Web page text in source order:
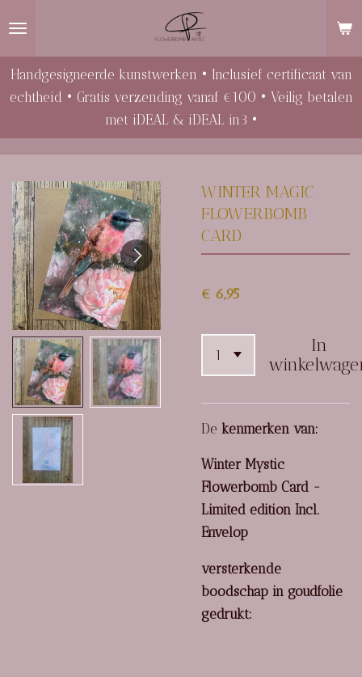
Handgesigneerde kunstwerken • Inclusief certificaat van
echtheid • Gratis verzending vanaf €100 • Veilig betalen
met iDEAL & iDEAL in3 •
WINTER MAGIC
FLOWERBOMB
CARD
€ 6,95
In
De kenmerken van:
Winter Mystic
Flowerbomb Card -
Limited edition Incl.
Envelop
versterkende
boodschap in goudfolie
gedrukt: